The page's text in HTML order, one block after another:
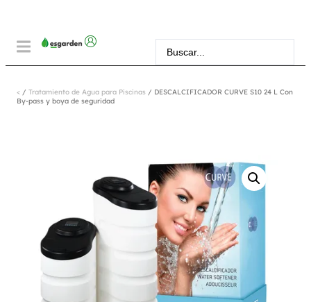
< / Tratamiento de Agua para Piscinas / DESCALCIFICADOR CURVE S10 24 L Con
By-pass y boya de seguridad